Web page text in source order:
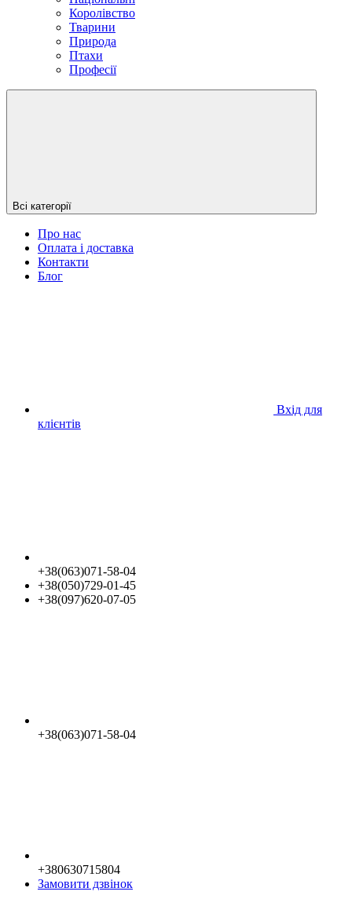
Королівство
Тварини
Природа
Птахи
Професії
Всі категорії
Про нас
Оплата і доставка
Контакти
Блог
Вхід для
клієнтів
+38(063)071-58-04
+38(050)729-01-45
+38(097)620-07-05
+38(063)071-58-04
+380630715804
Замовити дзвінок